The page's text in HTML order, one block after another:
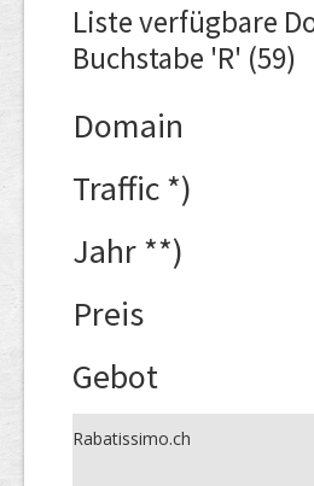
Liste verfügbare
Buchstabe 'R' (59)
Domain
Traffic *)
Jahr **)
Preis
Gebot
Rabatissimo.ch